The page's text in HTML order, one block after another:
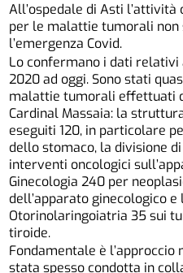
All’ospedale di Asti
per le malattie tumorali non
l’emergenza Covid.
Lo confermano i dati
2020 ad oggi. Sono stati
malattie tumorali effettuati
Cardinal Massaia: la
eseguiti 120, in particolare
dello stomaco, la divisione
interventi oncologici
Ginecologia 240 per
dell’apparato ginecologico
Otorinolaringoiatria 35 sui
tiroide.
Fondamentale è
stata spesso condotta in